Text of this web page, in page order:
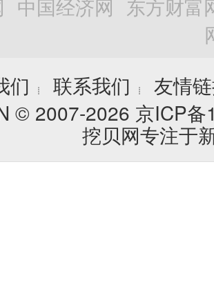
中国经济网 东方财富
们
┊ 联系我们 ┊
友情
© 2007-2026 京ICP
挖贝网专注于